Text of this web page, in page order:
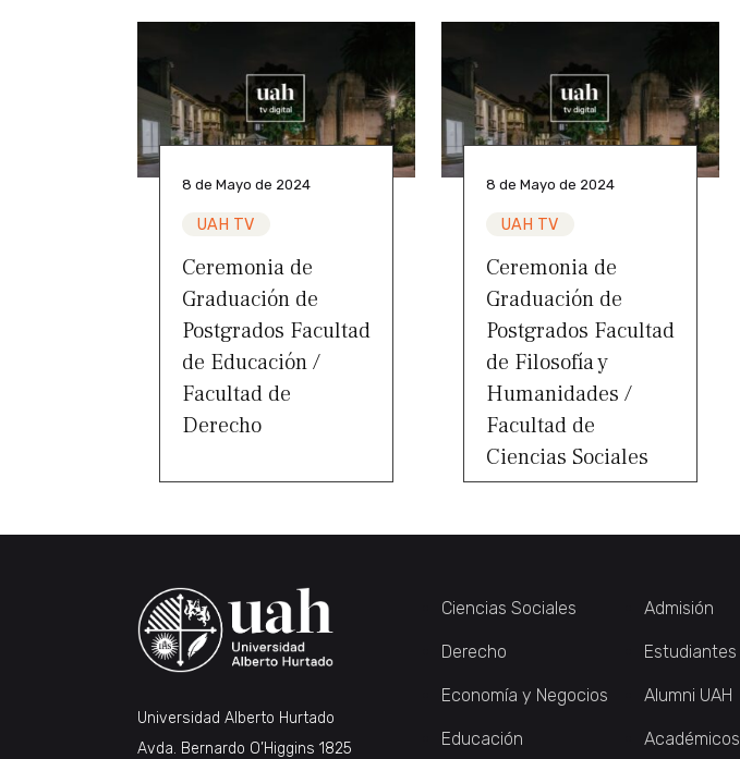
8 de Mayo de 2024
UAH TV
Ceremonia de
Graduación de
Postgrados Facultad
de Educación /
Facultad de
Derecho
8 de Mayo de 2024
UAH TV
Ceremonia de
Graduación de
Postgrados Facultad
de Filosofía y
Humanidades /
Facultad de
Ciencias Sociales
Universidad Alberto Hurtado
Avda. Bernardo O’Higgins 1825
Ciencias Sociales
Derecho
Economía y Negocios
Educación
Admisión
Estudiantes
Alumni UAH
Académicos